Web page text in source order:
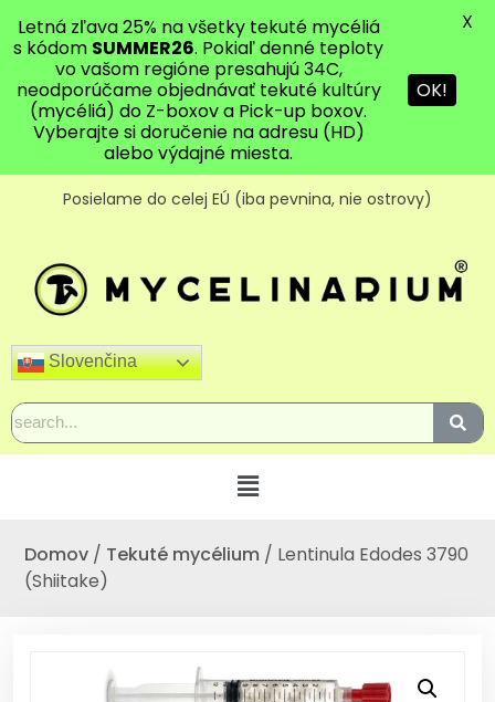
Posielame do celej EÚ (iba pevnina, nie ostrovy)
Slovenčina
Domov / Tekuté mycélium / Lentinula Edodes 3790
(Shiitake)
Letná zľava 25% na všetky tekuté mycéliá
s kódom SUMMER26. Pokiaľ denné teploty
vo vašom regióne presahujú 34C,
neodporúčame objednávať tekuté kultúry
(mycéliá) do Z-boxov a Pick-up boxov.
Vyberajte si doručenie na adresu (HD)
alebo výdajné miesta.
OK!
X